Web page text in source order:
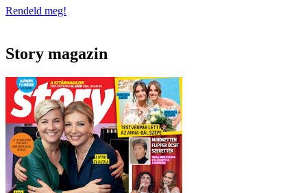
Rendeld meg!
Story magazin